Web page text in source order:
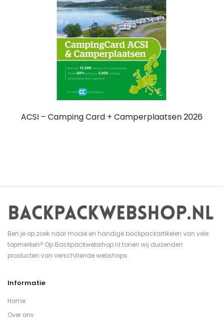
ACSI – Camping Card + Camperplaatsen 2026
Ben je op zoek naar mooie en handige backpackartikelen van vele
topmerken? Op Backpackwebshop.nl tonen wij duizenden
producten van verschillende webshops.
Informatie
Home
Over ons